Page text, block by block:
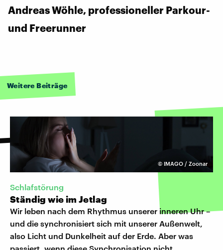
Andreas Wöhle, professioneller Parkour-
und Freerunner
Weitere Beiträge
© IMAGO / Zoonar
Schlafstörung
Ständig wie im Jetlag
Wir leben nach dem Rhythmus unserer inneren Uhr –
und die synchronisiert sich mit unserer Außenwelt,
also Licht und Dunkelheit auf der Erde. Aber was